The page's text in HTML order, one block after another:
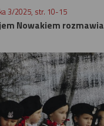
3/2025, str. 10-15
Nowakiem